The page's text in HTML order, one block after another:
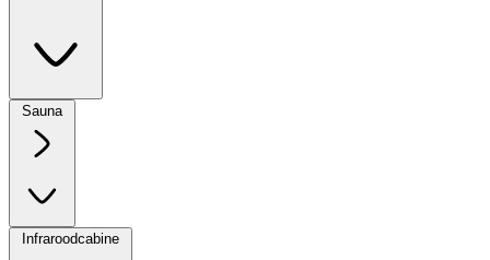
Sauna
Infraroodcabine